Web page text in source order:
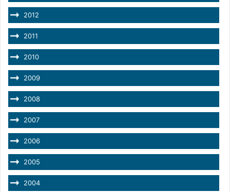
2012
2011
2010
2009
2008
2007
2006
2005
2004